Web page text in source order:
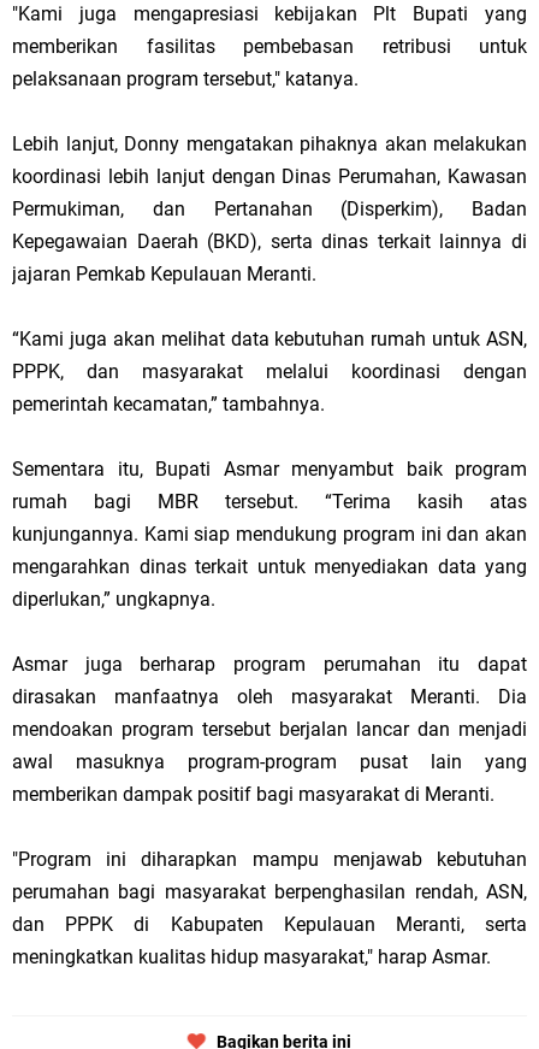
"Kami juga mengapresiasi kebijakan Plt Bupati yang
memberikan fasilitas pembebasan retribusi untuk
pelaksanaan program tersebut," katanya.
Lebih lanjut, Donny mengatakan pihaknya akan melakukan
koordinasi lebih lanjut dengan Dinas Perumahan, Kawasan
Permukiman, dan Pertanahan (Disperkim), Badan
Kepegawaian Daerah (BKD), serta dinas terkait lainnya di
jajaran Pemkab Kepulauan Meranti.
“Kami juga akan melihat data kebutuhan rumah untuk ASN,
PPPK, dan masyarakat melalui koordinasi dengan
pemerintah kecamatan,” tambahnya.
Sementara itu, Bupati Asmar menyambut baik program
rumah bagi MBR tersebut. “Terima kasih atas
kunjungannya. Kami siap mendukung program ini dan akan
mengarahkan dinas terkait untuk menyediakan data yang
diperlukan,” ungkapnya.
Asmar juga berharap program perumahan itu dapat
dirasakan manfaatnya oleh masyarakat Meranti. Dia
mendoakan program tersebut berjalan lancar dan menjadi
awal masuknya program-program pusat lain yang
memberikan dampak positif bagi masyarakat di Meranti.
"Program ini diharapkan mampu menjawab kebutuhan
perumahan bagi masyarakat berpenghasilan rendah, ASN,
dan PPPK di Kabupaten Kepulauan Meranti, serta
meningkatkan kualitas hidup masyarakat," harap Asmar.
Bagikan berita ini